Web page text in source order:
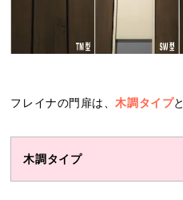
フレイナの門扉は、木調タイプと
木調タイプ